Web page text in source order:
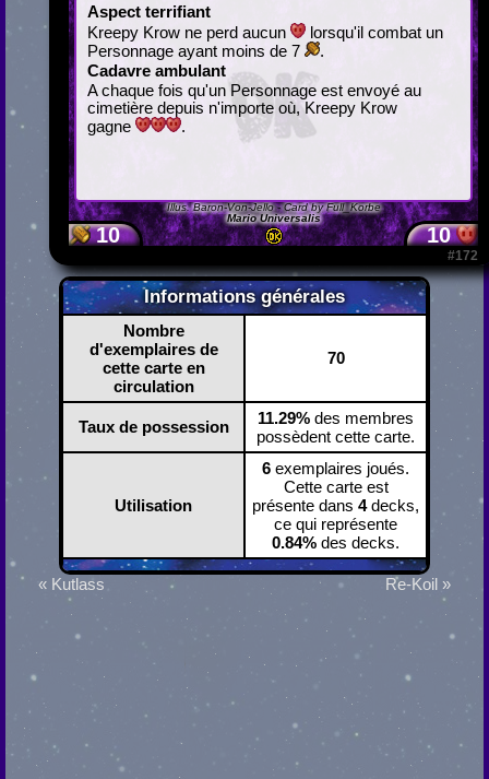
#172
Aspect terrifiant
Kreepy Krow ne perd aucun
lorsqu'il combat un
Personnage ayant moins de 7
.
Cadavre ambulant
A chaque fois qu'un Personnage est envoyé au
cimetière depuis n'importe où, Kreepy Krow
gagne
.
10
Illus.Baron-Von-Jello- Card by Full_Korbe
Mario Universalis
10
Informations générales
Nombre
d'exemplaires de
cette carte en
circulation
70
Taux de possession 11.29% des membres
possèdent cette carte.
Utilisation
6 exemplaires joués.
Cette carte est
présente dans 4decks,
ce qui représente
0.84% des decks.
« Kutlass Re-Koil »